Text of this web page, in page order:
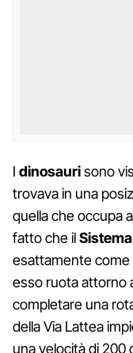
I dinosaurisono
trovava in una
quella che occupa
fatto che il
esattamente come
esso ruota attorno
completare una
della Via Lattea
una velocità di 200